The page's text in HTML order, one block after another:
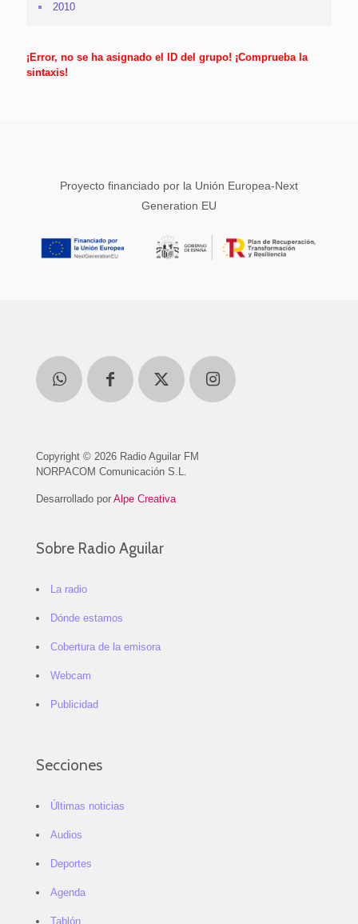
2010
¡Error, no se ha asignado el ID del grupo! ¡Comprueba la
sintaxis!
Proyecto financiado por la Unión Europea-Next
Generation EU
Copyright © 2026 Radio Aguilar FM
NORPACOM Comunicación S.L.
Desarrollado por Alpe Creativa
Sobre Radio Aguilar
La radio
Dónde estamos
Cobertura de la emisora
Webcam
Publicidad
Secciones
Últimas noticias
Audios
Deportes
Agenda
Tablón